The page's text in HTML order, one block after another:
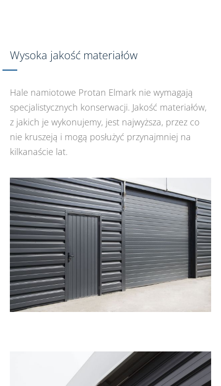
Wysoka jakość materiałów
Hale namiotowe Protan Elmark nie wymagają
specjalistycznych konserwacji. Jakość materiałów,
z jakich je wykonujemy, jest najwyższa, przez co
nie kruszeją i mogą posłużyć przynajmniej na
kilkanaście lat.